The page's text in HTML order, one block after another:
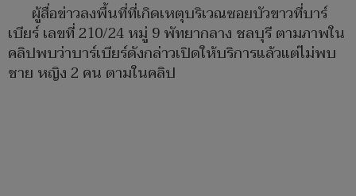
ผู้สื่อข่าวลงพื้นที่ที่เกิดเหตุบริเวณซอยบัวขาวที่บาร์
เบียร์ เลขที่ 210/24 หมู่ 9 พัทยากลาง ชลบุรี ตามภาพใน
คลิปพบว่าบาร์เบียร์ดังกล่าวเปิดให้บริการแล้วแต่ไม่พบ
ชาย หญิง 2 คน ตามในคลิป